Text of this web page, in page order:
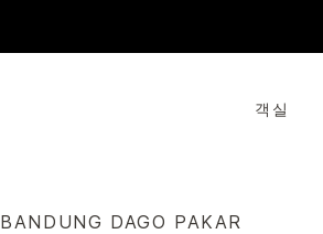
객실
BANDUNG DAGO PAKAR